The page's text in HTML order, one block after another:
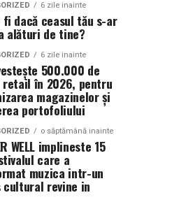
6 zile inainte
fi dacă ceasul tău s-ar
alături de tine?
6 zile inainte
500.000 de
retail în 2026, pentru
magazinelor și
portofoliului
o săptămână inainte
WELL implineste 15
care a
muzica intr-un
cultural revine in